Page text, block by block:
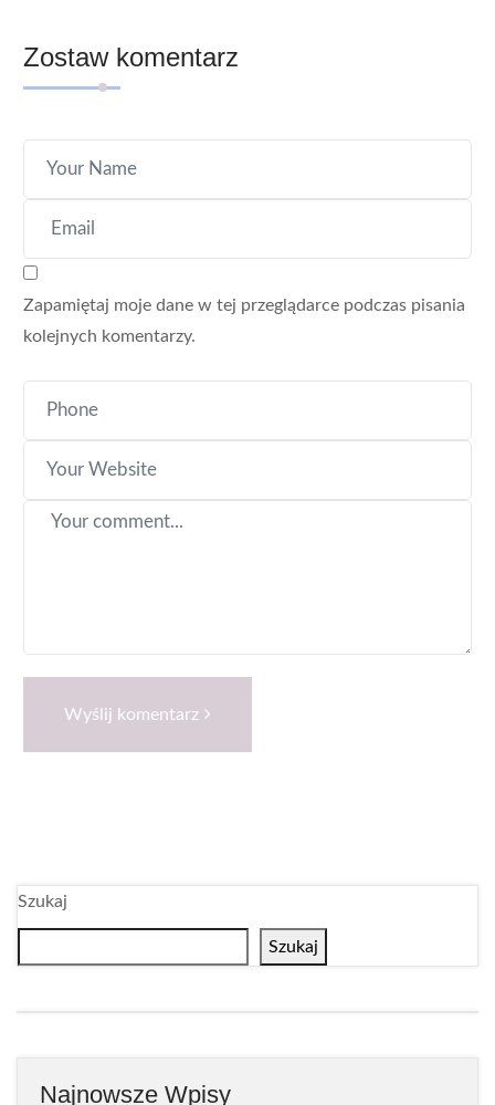
Zostaw komentarz
Zapamiętaj moje dane w tej przeglądarce podczas pisania
kolejnych komentarzy.
Wyślij komentarz
Szukaj
Szukaj
Najnowsze Wpisy